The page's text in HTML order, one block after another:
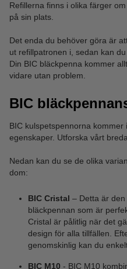
Refillerna finns i olika färger
på sin plats.
Det enda du behöver göra är
ut refillpatronen i, sedan kan
Din BIC bläckpenna kommer
vidare utan problem.
BIC
BIC kulspetspennorna
egenskaper. Utforska vårt
Nedan kan du se de olika
dom:
BIC Cristal – Detta är
bläckpennan som är
Cristal är pålitlig när det
design för alla tillfällen.
genomskinlig kan du
BIC M10 - BIC M10